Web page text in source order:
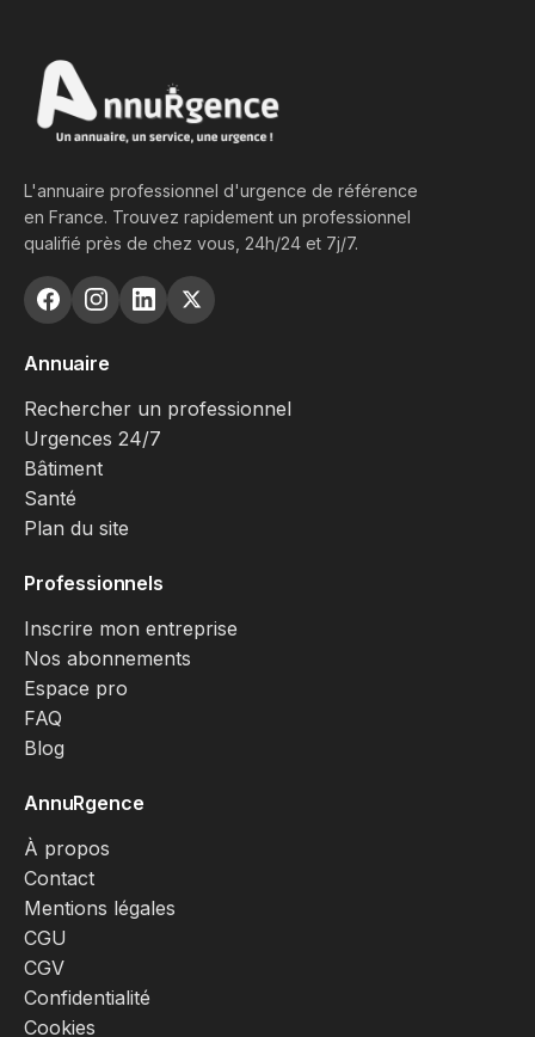
L'annuaire professionnel d'urgence de référence
en France. Trouvez rapidement un professionnel
qualifié près de chez vous, 24h/24 et 7j/7.
Annuaire
Rechercher un professionnel
Urgences 24/7
Bâtiment
Santé
Plan du site
Professionnels
Inscrire mon entreprise
Nos abonnements
Espace pro
FAQ
Blog
AnnuRgence
À propos
Contact
Mentions légales
CGU
CGV
Confidentialité
Cookies